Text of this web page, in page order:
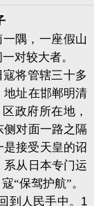
隅，一座假山
对较大者。
将管辖三十多
地址在邯郸明清
政府所在地，
对面一路之隔
是接受天皇的诏
从日本专门运
“保驾护航”。
到人民手中。 1